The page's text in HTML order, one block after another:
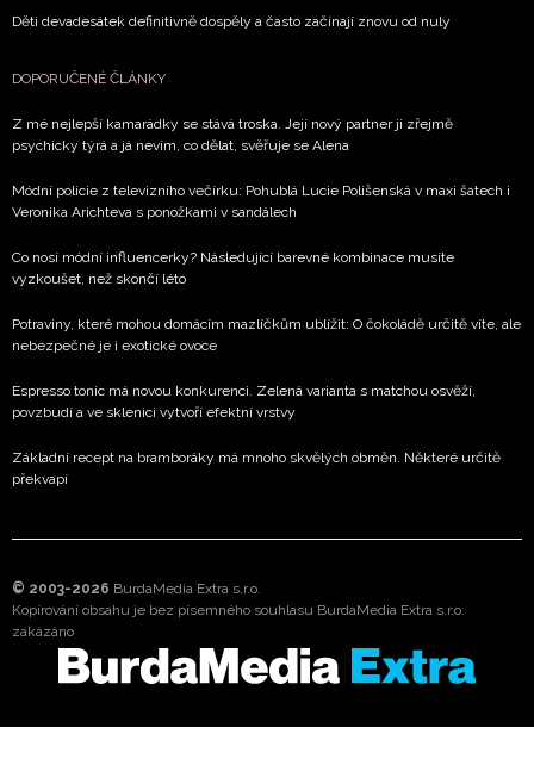
Děti devadesátek definitivně dospěly a často začínají znovu od nuly
DOPORUČENÉ ČLÁNKY
Z mé nejlepší kamarádky se stává troska. Její nový partner ji zřejmě
psychicky týrá a já nevím, co dělat, svěřuje se Alena
Módní policie z televizního večírku: Pohublá Lucie Polišenská v maxi šatech i
Veronika Arichteva s ponožkami v sandálech
Co nosí módní influencerky? Následující barevné kombinace musíte
vyzkoušet, než skončí léto
Potraviny, které mohou domácím mazlíčkům ublížit: O čokoládě určitě víte, ale
nebezpečné je i exotické ovoce
Espresso tonic má novou konkurenci. Zelená varianta s matchou osvěží,
povzbudí a ve sklenici vytvoří efektní vrstvy
Základní recept na bramboráky má mnoho skvělých obměn. Některé určitě
překvapí
© 2003-2026 BurdaMedia Extra s.r.o.
Kopírování obsahu je bez písemného souhlasu BurdaMedia Extra s.r.o.
zakázáno